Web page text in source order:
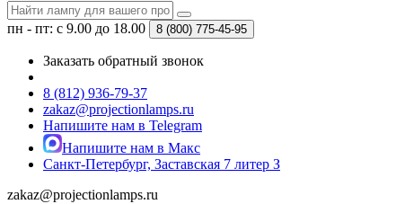
пн - пт: с 9.00 до 18.00 8 (800) 775-45-95
Заказать обратный звонок
8 (812) 936-79-37
zakaz@projectionlamps.ru
Напишите нам в Telegram
Напишите нам в Макс
Санкт-Петербург, Заставская 7 литер З
zakaz@projectionlamps.ru